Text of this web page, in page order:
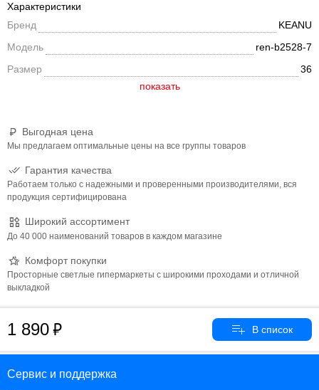
Выгодная цена
Мы предлагаем оптимальные цены на все группы товаров
Гарантия качества
Работаем только с надежными и проверенными производителями, вся
продукция сертифицирована
Широкий ассортимент
До 40 000 наименований товаров в каждом магазине
Комфорт покупки
Просторные светлые гипермаркеты с широкими проходами и отличной
выкладкой
Характеристики
Бренд
KEANU
Модель
ren-b2528-7
Размер
36
1 890
Сервис и поддержка